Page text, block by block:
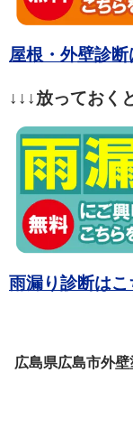
屋根・外壁診断
↓↓↓放っておく
雨漏り診断はこ
広島県広島市外